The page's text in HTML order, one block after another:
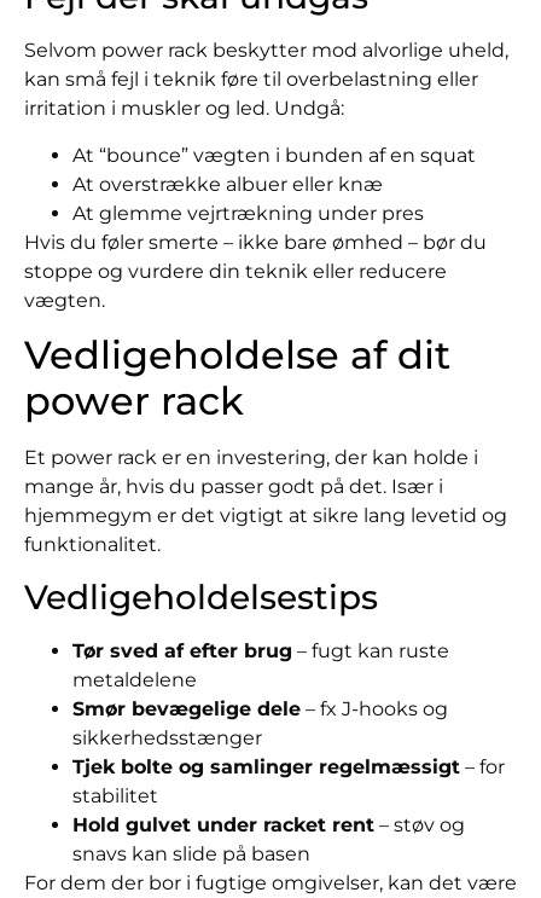
Selvom power rack beskytter mod alvorlige uheld,
kan små fejl i teknik føre til overbelastning eller
irritation i muskler og led. Undgå:
At “bounce” vægten i bunden af en squat
At overstrække albuer eller knæ
At glemme vejrtrækning under pres
Hvis du føler smerte – ikke bare ømhed – bør du
stoppe og vurdere din teknik eller reducere
vægten.
Vedligeholdelse af dit
power rack
Et power rack er en investering, der kan holde i
mange år, hvis du passer godt på det. Især i
hjemmegym er det vigtigt at sikre lang levetid og
funktionalitet.
Vedligeholdelsestips
Tør sved af efter brug – fugt kan ruste
metaldelene
Smør bevægelige dele – fx J-hooks og
sikkerhedsstænger
Tjek bolte og samlinger regelmæssigt – for
stabilitet
Hold gulvet under racket rent – støv og
snavs kan slide på basen
For dem der bor i fugtige omgivelser, kan det være